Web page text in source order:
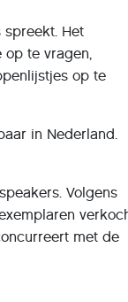
spreekt. Het
op te vragen,
op te
in Nederland.
Volgens
met de